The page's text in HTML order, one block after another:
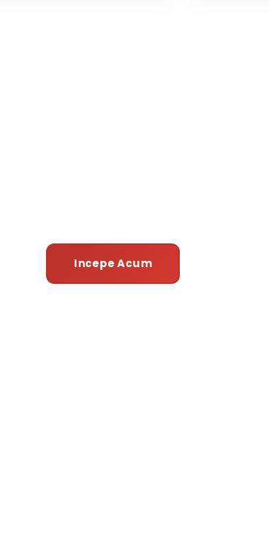
Incepe Acum